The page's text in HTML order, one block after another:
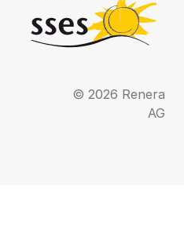
© 2026 Renera
AG